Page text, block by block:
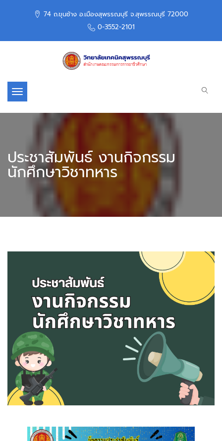
74 ถ.ขุนช้าง อ.เมืองสุพรรณบุรี จ.สุพรรณบุรี 72000
0-3552-2101
Toggle navigation
ประชาสัมพันธ์ งานกิจกรรม
นักศึกษาวิชาทหาร